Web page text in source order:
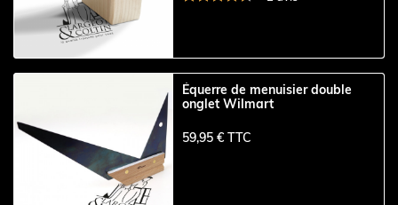
Équerre de menuisier double
onglet Wilmart
59,95 € TTC